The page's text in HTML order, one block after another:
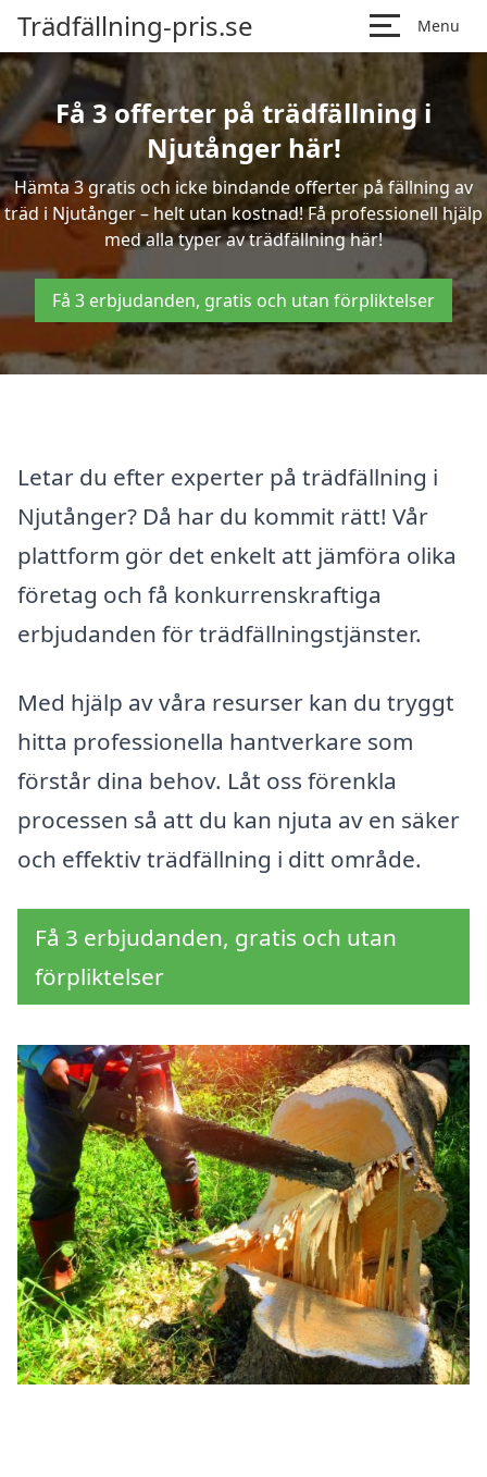
Trädfällning-pris.se Menu
Få 3 offerter på trädfällning i
Njutånger här!
Hämta 3 gratis och icke bindande offerter på fällning av
träd i Njutånger – helt utan kostnad! Få professionell hjälp
med alla typer av trädfällning här!
Få 3 erbjudanden, gratis och utan förpliktelser
Letar du efter experter på trädfällning i
Njutånger? Då har du kommit rätt! Vår
plattform gör det enkelt att jämföra olika
företag och få konkurrenskraftiga
erbjudanden för trädfällningstjänster.
Med hjälp av våra resurser kan du tryggt
hitta professionella hantverkare som
förstår dina behov. Låt oss förenkla
processen så att du kan njuta av en säker
och effektiv trädfällning i ditt område.
Få 3 erbjudanden, gratis och utan
förpliktelser